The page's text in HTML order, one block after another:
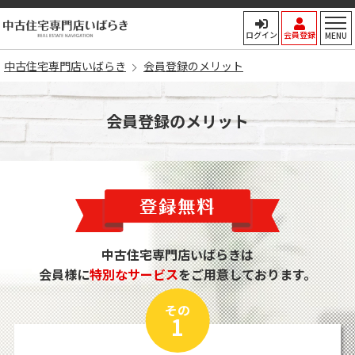
中古住宅専門店いばらき
ログイン 会員登録 MENU
中古住宅専門店いばらき 会員登録のメリット
会員登録のメリット
中古住宅専門店いばらきは
会員様に特別なサービスをご用意しております。
その
1